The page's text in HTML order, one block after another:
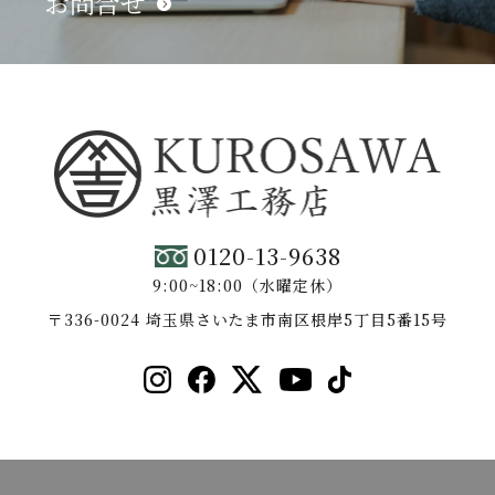
0120-13-9638
9:00~18:00（水曜定休）
〒336-0024 埼玉県さいたま市南区根岸5丁目5番15号